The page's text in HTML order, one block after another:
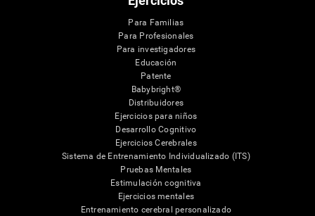
Para Familias
Para Profesionales
Para investigadores
Educación
Patente
Babybright®
Distribuidores
Ejercicios para niños
Desarrollo Cognitivo
Ejercicios Cerebrales
Sistema de Entrenamiento Individualizado (ITS)
Pruebas Mentales
Estimulación cognitiva
Ejercicios mentales
Entrenamiento cerebral personalizado